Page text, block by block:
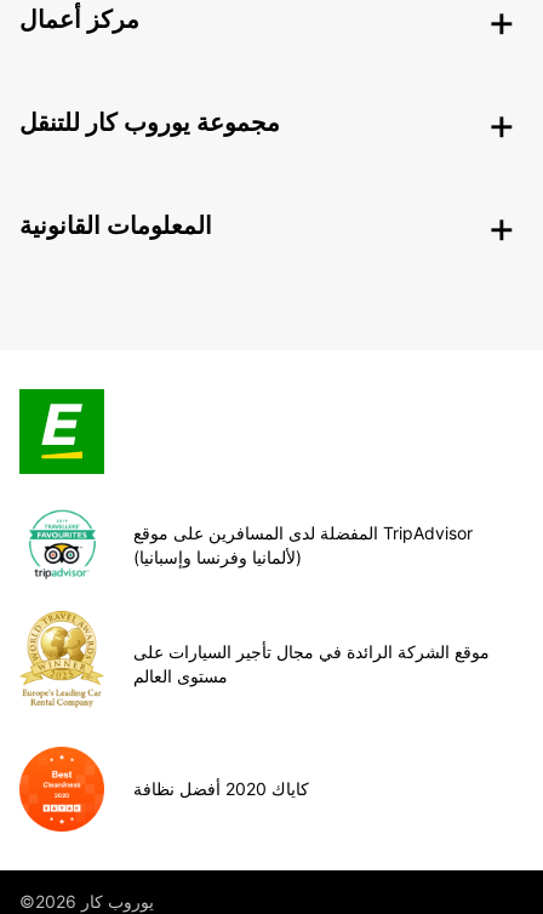
مركز أعمال
مجموعة يوروب كار للتنقل
المعلومات القانونية
المفضلة لدى المسافرين على موقع TripAdvisor
(لألمانيا وفرنسا وإسبانيا)
موقع الشركة الرائدة في مجال تأجير السيارات على
مستوى العالم
كاياك 2020 أفضل نظافة
©يوروب كار 2026